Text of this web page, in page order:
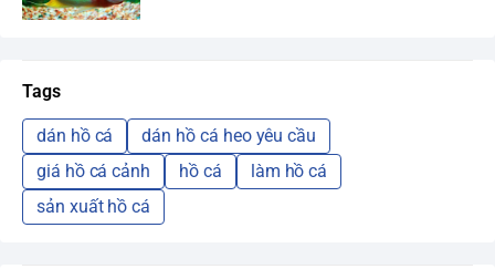
Tags
dán hồ cá
dán hồ cá heo yêu cầu
giá hồ cá cảnh
hồ cá
làm hồ cá
sản xuất hồ cá